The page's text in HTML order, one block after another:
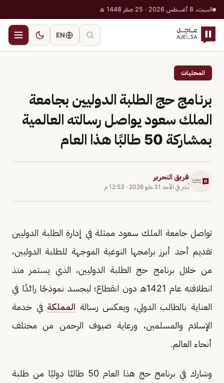
السبت، 8 أغسطس 2026 · 25 صفر 1448 هـ
EN
المحليات
برنامج حج الطلبة الدوليين بجامعة
الملك سعود يواصل رسالته العالمية
بمشاركة 50 طالبًا هذا العام
فريق التحرير
نُشر في الأحد 31 مايو 2026 · 12:53 م
تواصل جامعة الملك سعود ممثلة في إدارة الطلبة الدوليين
تقديم أحد أبرز برامجها النوعية الموجهة للطلبة الدوليين،
من خلال برنامج حج الطلبة الدوليين، الذي يستمر منذ
انطلاقته عام 1421هـ دون انقطاع؛ ليجسد نموذجًا رائدًا في
العناية بالطالب الدولي، ويعكس رسالة المملكة في خدمة
الإسلام والمسلمين، ورعاية ضيوف الرحمن من مختلف
أنحاء العالم.
وشارك في برنامج حج هذا العام 50 طالبًا دوليًا من طلبة